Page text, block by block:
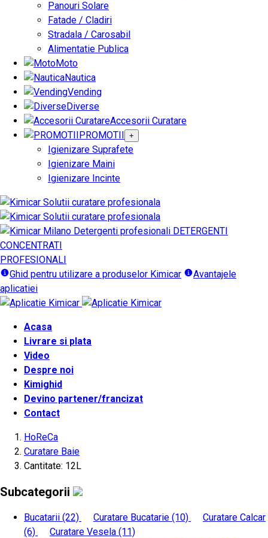
Panouri Solare
Fatade / Cladiri
Stradala / Carosabil
Alimentatie Publica
Moto
Nautica
Vending
Diverse
Accesorii Curatare
PROMOTII +
Igienizare Suprafete
Igienizare Maini
Igienizare Incinte
DETERGENTI
CONCENTRATI
PROFESIONALI
Ghid pentru utilizare a produselor Kimicar
Avantajele
aplicatiei
Acasa
Livrare si plata
Video
Despre noi
Kimighid
Devino partener/francizat
Contact
HoReCa
Curatare Baie
Cantitate: 12L
Subcategorii
Bucatarii (22) Curatare Bucatarie (10)
Curatare Calcar
(6)
Curatare Vesela (11)